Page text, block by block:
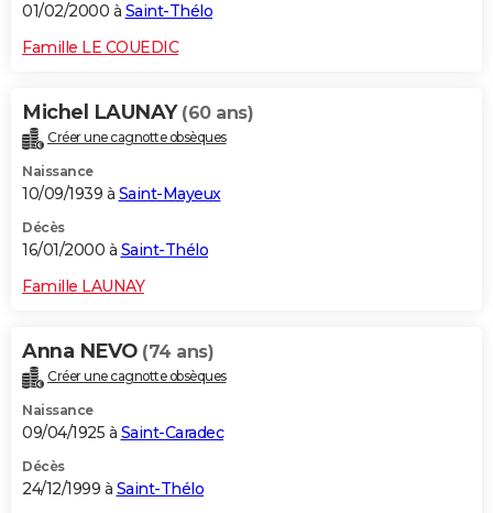
01/02/2000 à Saint-Thélo
Famille LE COUEDIC
Michel LAUNAY (60 ans)
Créer une cagnotte obsèques
Naissance
10/09/1939 à Saint-Mayeux
Décès
16/01/2000 à Saint-Thélo
Famille LAUNAY
Anna NEVO (74 ans)
Créer une cagnotte obsèques
Naissance
09/04/1925 à Saint-Caradec
Décès
24/12/1999 à Saint-Thélo